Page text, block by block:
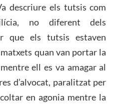
descriure els tutsis com
no diferent dels
que els tutsis estaven
quan van portar la
ell es va amagar al
d’alvocat, paralitzat per
en agonia mentre la